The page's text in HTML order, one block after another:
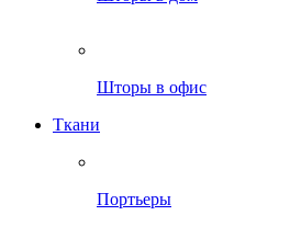
Шторы в офис
Ткани
Портьеры